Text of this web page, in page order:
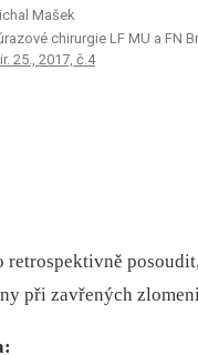
Mašek
chirurgie LF MU a FN
25., 2017, č.4
retrospektivně
při zavřených